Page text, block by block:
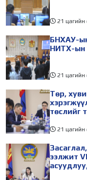
21 цагийн
БНХАУ-
НИТХ-ын
21 цагийн
Төр,
төслийг
21 цагийн
ээлжит